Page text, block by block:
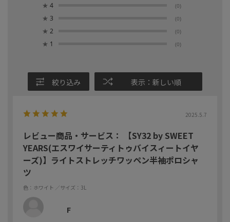
★ 4 (0)
★ 3 (0)
★ 2 (0)
★ 1 (0)
絞り込み 表示：新しい順
2025.5.7
レビュー商品・サービス： 【SY32 by SWEET
YEARS(エスワイサーティトゥバイスィートイヤ
ーズ)】ライトストレッチワッペン半袖ポロシャ
ツ
色：ホワイト ／サイズ：3L
F